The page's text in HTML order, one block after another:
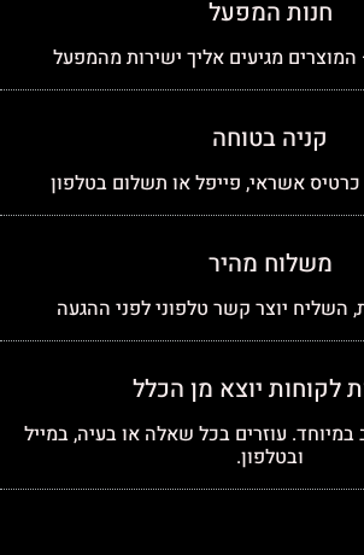
חנות המפעל
המוצרים מגיעים אליך ישירות מהמפעל
קניה בטוחה
אשראי, פייפל או תשלום בטלפון
משלוח מהיר
השליח יוצר קשר טלפוני לפני ההגעה
לקוחות יוצא מן הכלל
במיוחד. עוזרים בכל שאלה או בעיה, במייל
ובטלפון.